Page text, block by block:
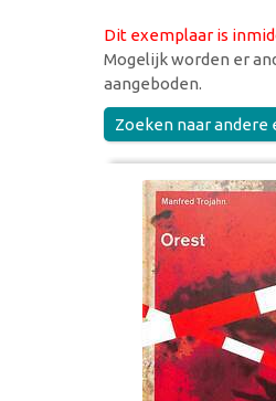
Dit exemplaar is
Mogelijk worden er
aangeboden.
Zoeken naar andere